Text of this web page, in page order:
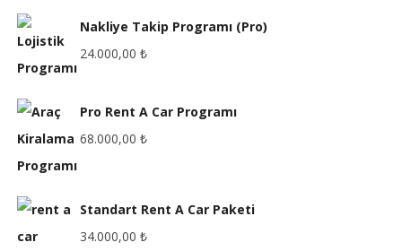
Nakliye Takip Programı (Pro)
24.000,00 ₺
Pro Rent A Car Programı
68.000,00 ₺
Standart Rent A Car Paketi
34.000,00 ₺